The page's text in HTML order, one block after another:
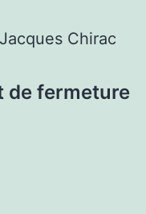
Chirac
de fermeture